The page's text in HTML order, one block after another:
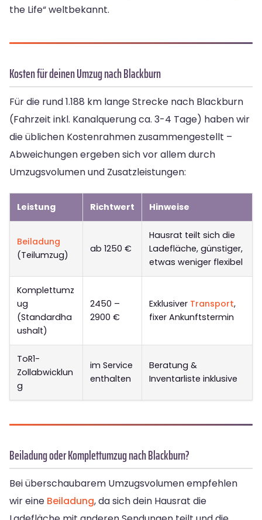
the Life“ weltbekannt.
Kosten für deinen Umzug nach Blackburn
Für die rund 1.188 km lange Strecke nach Blackburn
(Fahrzeit inkl. Kanalquerung ca. 3-4 Tage) haben wir
die üblichen Kostenrahmen zusammengestellt –
Abweichungen ergeben sich vor allem durch
Umzugsvolumen und Zusatzleistungen:
Leistung Richtwert Hinweise
Beiladung
(Teilumzug)
ab 1250 €
Hausrat teilt sich die
Ladefläche, günstiger,
etwas weniger flexibel
Komplettumz
ug
(Standardha
ushalt)
2450 –
2900 €
Exklusiver Transport,
fixer Ankunftstermin
ToR1-
Zollabwicklun
g
im Service
enthalten
Beratung &
Inventarliste inklusive
Beiladung oder Komplettumzug nach Blackburn?
Bei überschaubarem Umzugsvolumen empfehlen
wir eine Beiladung, da sich dein Hausrat die